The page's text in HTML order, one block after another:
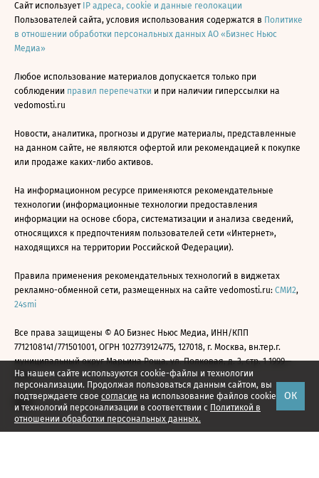
На нашем сайте используются cookie-файлы и технологии
персонализации. Продолжая пользоваться данным сайтом, вы
подтверждаете свое согласие на использование файлов cookie
и технологий персонализации в соответствии с Политикой в
отношении обработки персональных данных.
ОК
Сайт использует IP адреса, cookie и данные геолокации
Пользователей сайта, условия использования содержатся в Политике
в отношении обработки персональных данных АО «Бизнес Ньюс
Медиа»
Любое использование материалов допускается только при
соблюдении правил перепечатки и при наличии гиперссылки на
vedomosti.ru
Новости, аналитика, прогнозы и другие материалы, представленные
на данном сайте, не являются офертой или рекомендацией к покупке
или продаже каких-либо активов.
На информационном ресурсе применяются рекомендательные
технологии (информационные технологии предоставления
информации на основе сбора, систематизации и анализа сведений,
относящихся к предпочтениям пользователей сети «Интернет»,
находящихся на территории Российской Федерации).
Правила применения рекомендательных технологий в виджетах
рекламно-обменной сети, размещенных на сайте vedomosti.ru: СМИ2,
24smi
Все права защищены © АО Бизнес Ньюс Медиа, ИНН/КПП
7712108141/771501001, ОГРН 1027739124775, 127018, г. Москва, вн.тер.г.
муниципальный округ Марьина Роща, ул. Полковая, д. 3, стр. 1 1999—
2026